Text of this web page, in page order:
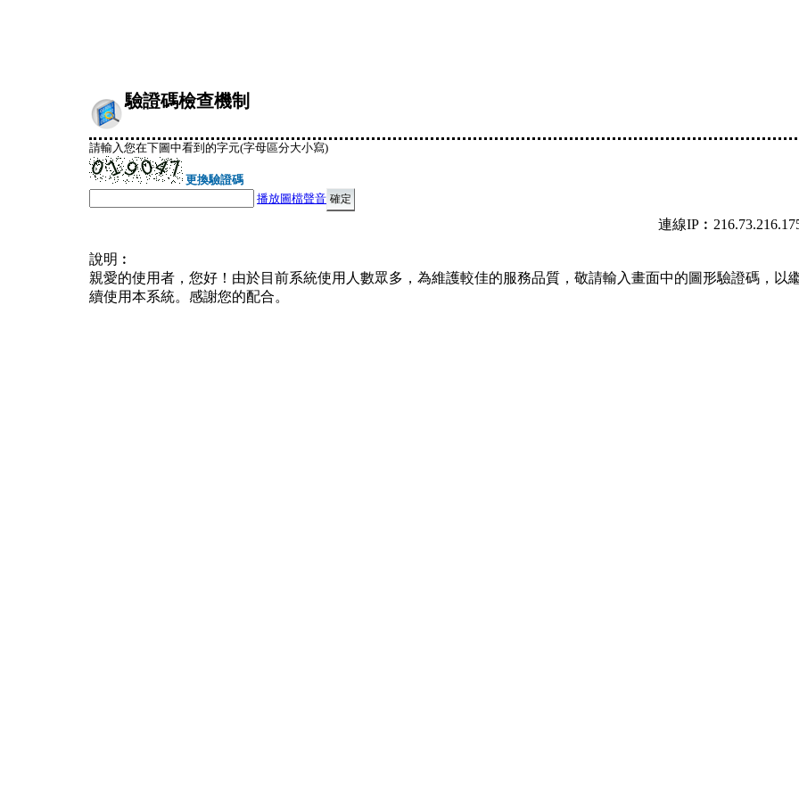
驗證碼檢查機制
請輸入您在下圖中看到的字元(字母區分大小寫)
更換驗證碼
播放圖檔聲音
連線
說明︰
親愛的使用者，您好！由於目前系統使用人數眾多，為維護較佳的服務品質，敬請輸入畫面中的圖形驗證碼，以
續使用本系統。感謝您的配合。